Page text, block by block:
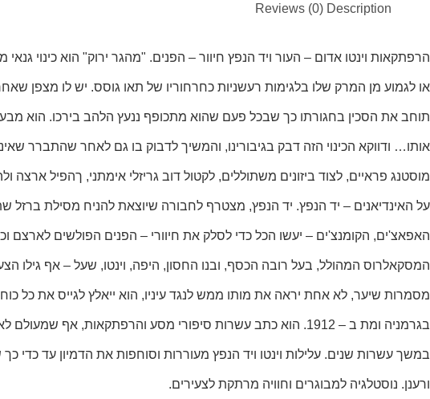
Description
Reviews (0)
הרפתקאות וינטו אדום – העור ויד הנפץ חיוור – הפנים. "מהגר ירוק" הוא כינוי
או לגמוע מן המרק שלו בלגימות רעשניות כחרחוריו של תאו גוסס. יש לו מצפן
תוחב את הסכין בחגורתו כך שבכל פעם שהוא מתכופף ננעץ הלהב בירכו. הוא
אותו… ודווקא הכינוי הזה דבק בגיבורינו, והמשיך לדבוק בו גם לאחר שהתברר
מוסטנג פראיים, לצוד ביזונים משתוללים, לקטול דוב גריזלי אימתני, ךהפיל
על האינדיאנים – יד הנפץ. יד הנפץ, מצטרף לחבורה שיוצאת להניח מסילת ברזל
האפאצ'ים, הקומנצ'ים – יעשו הכל כדי לסלק את חיוורי – הפנים הפולשים
המסקאלרוס המהולל, בעל רובה הכסף, ובנו החסון, היפה, וינטו, שעל – אף
בגרמניה ומת ב – 1912. הוא כתב עשרות סיפורי מסע
במשך עשרות שנים. עלילות וינטו ויד הנפץ מעוררות וסוחפות את הדמיון עד
ורענן. נוסטלגיה למבוגרים וחוויה מרתקת לצעירים.